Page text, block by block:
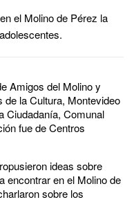
el Molino de Pérez la
Amigos del Molino y
de la Cultura, Montevideo
Ciudadanía, Comunal
fue de Centros
ideas sobre
encontrar en el Molino de
sobre los